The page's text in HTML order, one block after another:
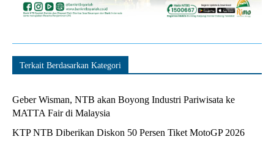
Terkait Berdasarkan Kategori
Geber Wisman, NTB akan Boyong Industri Pariwisata ke
MATTA Fair di Malaysia
KTP NTB Diberikan Diskon 50 Persen Tiket MotoGP 2026